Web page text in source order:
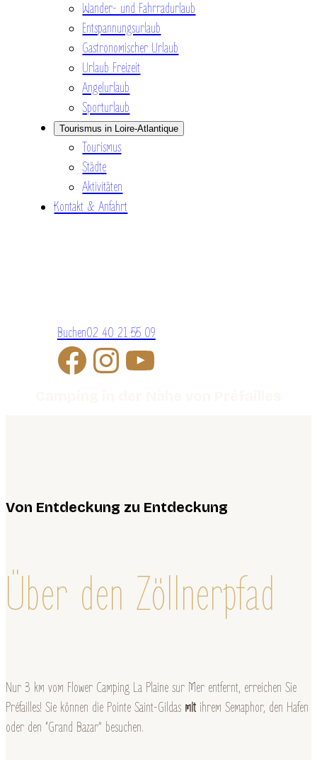
Wander- und Fahrradurlaub
Entspannungsurlaub
Gastronomischer Urlaub
Urlaub Freizeit
Angelurlaub
Sporturlaub
Tourismus in Loire-Atlantique
Tourismus
Städte
Aktivitäten
Kontakt & Anfahrt
Buchen02 40 21 55 09
Von Entdeckung zu Entdeckung
Über den Zöllnerpfad
Nur 3 km vom Flower Camping La Plaine sur Mer entfernt, erreichen Sie
Préfailles! Sie können die Pointe Saint-Gildas mit ihrem Semaphor, den Hafen
oder den “Grand Bazar” besuchen.